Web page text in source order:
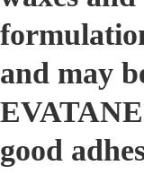
and may
good